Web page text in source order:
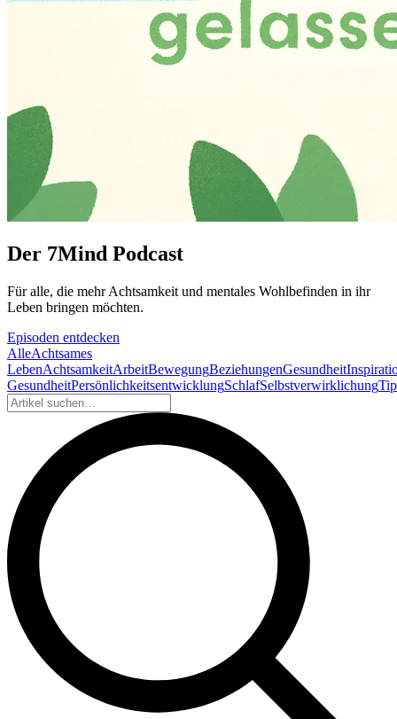
Der 7Mind Podcast
Für alle, die mehr Acht­sam­keit und mentales Wohlbefinden in ihr
Leben brin­gen möch­ten.
Episoden entdecken
AlleAchtsames
LebenAchtsamkeitArbeitBewegungBeziehungenGesundheit
GesundheitPersönlichkeitsentwicklungSchlafSelbstverwirklichung